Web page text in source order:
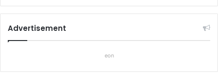
Advertisement
eon